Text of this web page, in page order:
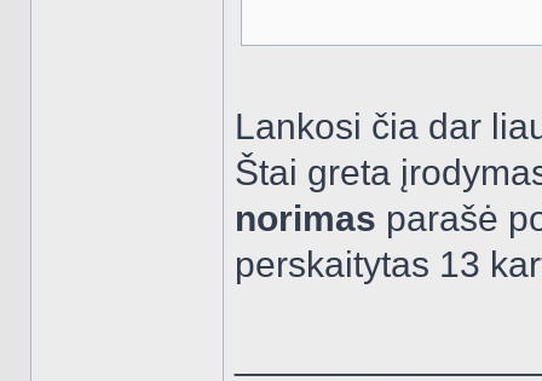
Lankosi čia dar
Štai greta
norimas parašė
perskaitytas 13